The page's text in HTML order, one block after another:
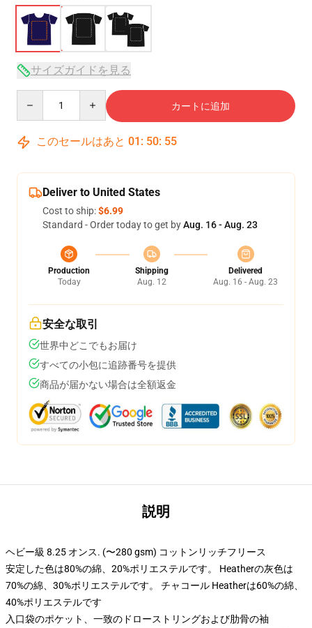
サイズガイドを見る
カートに追加
このセールはあと 01 : 50: 54
Deliver to United States
Cost to ship:$6.99
Standard - Order today to get byAug. 16 - Aug. 23
Production
Today
Shipping
Aug. 12
Delivered
Aug. 16 - Aug. 23
安全な取引
世界中どこでもお届け
すべての小包に追跡番号を提供
商品が届かない場合は全額返金
説明
ヘビー級 8.25 オンス. (〜280 gsm) コットンリッチフリース
安定した色は80%の綿、20%ポリエステルです。 Heatherの灰色は
70%の綿、30%ポリエステルです。 チャコール Heatherは60%の綿、
40%ポリエステルです
入口袋のポケット、一致のドローストリングおよび肋骨の袖